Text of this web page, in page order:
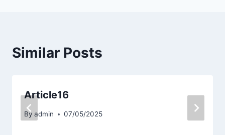
Similar Posts
Article16
By admin 07/05/2025